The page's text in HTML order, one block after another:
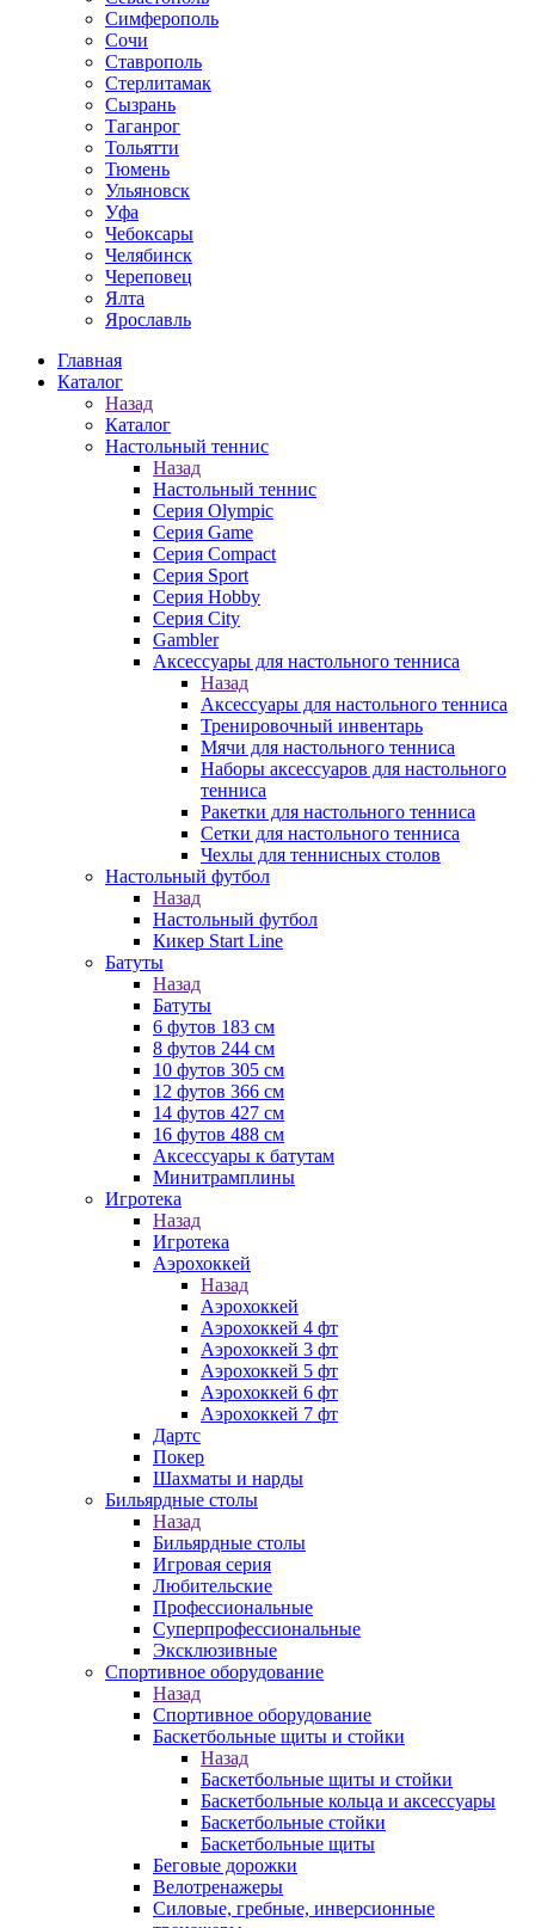
Симферополь
Сочи
Ставрополь
Стерлитамак
Сызрань
Таганрог
Тольятти
Тюмень
Ульяновск
Уфа
Чебоксары
Челябинск
Череповец
Ялта
Ярославль
Главная
Каталог
Назад
Каталог
Настольный теннис
Назад
Настольный теннис
Серия Olympic
Серия Game
Серия Compact
Серия Sport
Серия Hobby
Серия City
Gambler
Аксессуары для настольного тенниса
Назад
Аксессуары для настольного тенниса
Тренировочный инвентарь
Мячи для настольного тенниса
Наборы аксессуаров для настольного
тенниса
Ракетки для настольного тенниса
Сетки для настольного тенниса
Чехлы для теннисных столов
Настольный футбол
Назад
Настольный футбол
Кикер Start Line
Батуты
Назад
Батуты
6 футов 183 см
8 футов 244 см
10 футов 305 см
12 футов 366 см
14 футов 427 см
16 футов 488 см
Аксессуары к батутам
Минитрамплины
Игротека
Назад
Игротека
Аэрохоккей
Назад
Аэрохоккей
Аэрохоккей 4 фт
Аэрохоккей 3 фт
Аэрохоккей 5 фт
Аэрохоккей 6 фт
Аэрохоккей 7 фт
Дартс
Покер
Шахматы и нарды
Бильярдные столы
Назад
Бильярдные столы
Игровая серия
Любительские
Профессиональные
Суперпрофессиональные
Эксклюзивные
Спортивное оборудование
Назад
Спортивное оборудование
Баскетбольные щиты и стойки
Назад
Баскетбольные щиты и стойки
Баскетбольные кольца и аксессуары
Баскетбольные стойки
Баскетбольные щиты
Беговые дорожки
Велотренажеры
Силовые, гребные, инверсионные